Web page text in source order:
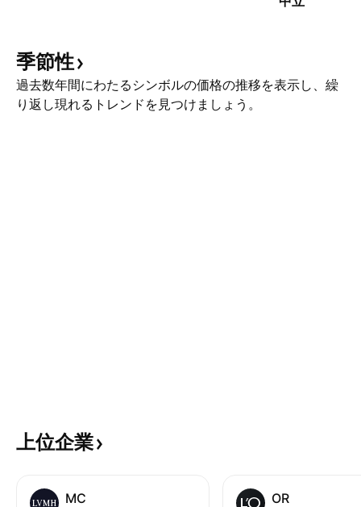
季節性
過去数年間にわたるシンボルの価格の推移を表示し、繰
り返し現れるトレンドを見つけましょう。
上位企業
MC OR